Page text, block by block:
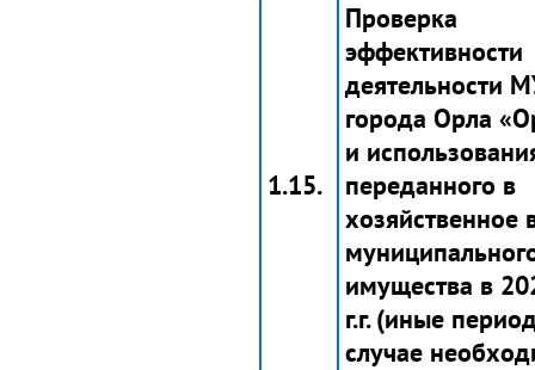
1.15.
Проверка
эффективности
деятельности
города Орла
и
переданного в
хозяйственное
имущества в
г.г. (иные
случае